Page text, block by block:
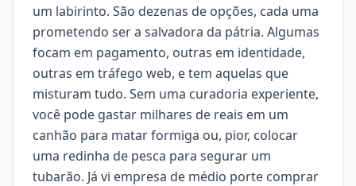
um labirinto. São dezenas de opções, cada uma
prometendo ser a salvadora da pátria. Algumas
focam em pagamento, outras em identidade,
outras em tráfego web, e tem aquelas que
misturam tudo. Sem uma curadoria experiente,
você pode gastar milhares de reais em um
canhão para matar formiga ou, pior, colocar
uma redinha de pesca para segurar um
tubarão. Já vi empresa de médio porte comprar